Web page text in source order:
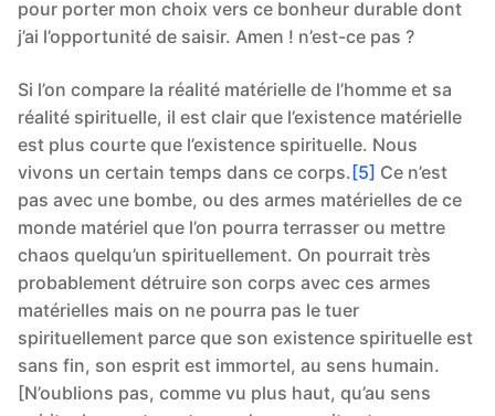
pour porter mon choix vers ce bonheur durable dont
j’ai l’opportunité de saisir. Amen ! n’est-ce pas ?
Si l’on compare la réalité matérielle de l’homme et sa
réalité spirituelle, il est clair que l’existence matérielle
est plus courte que l’existence spirituelle. Nous
vivons un certain temps dans ce corps.[5] Ce n’est
pas avec une bombe, ou des armes matérielles de ce
monde matériel que l’on pourra terrasser ou mettre
chaos quelqu’un spirituellement. On pourrait très
probablement détruire son corps avec ces armes
matérielles mais on ne pourra pas le tuer
spirituellement parce que son existence spirituelle est
sans fin, son esprit est immortel, au sens humain.
[N’oublions pas, comme vu plus haut, qu’au sens